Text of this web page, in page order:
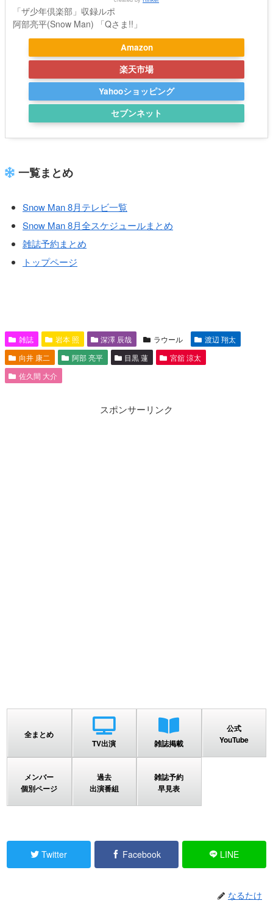
「ザ少年倶楽部」収録ルポ
阿部亮平(Snow Man) 「Qさま!!」
Amazon
楽天市場
Yahooショッピング
セブンネット
一覧まとめ
Snow Man 8月テレビ一覧
Snow Man 8月全スケジュールまとめ
雑誌予約まとめ
トップページ
雑誌 岩本 照 深澤 辰哉 ラウール
渡辺 翔太
向井 康二
阿部 亮平 目黒 蓮
宮舘 涼太
佐久間 大介
スポンサーリンク
全まとめ
TV出演
雑誌掲載
公式
YouTube
メンバー
個別ページ
過去
出演番組
雑誌予約
早見表
Twitter Facebook LINE
なるたけ